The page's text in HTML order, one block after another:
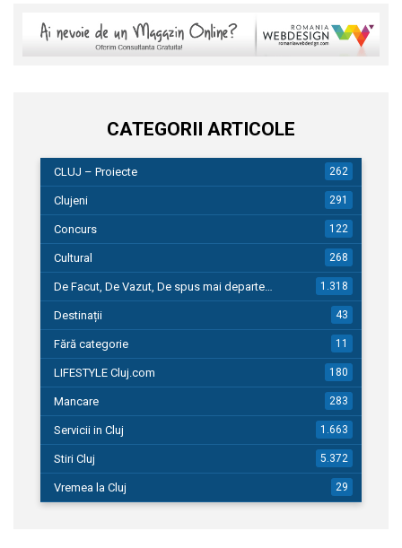
CATEGORII ARTICOLE
CLUJ – Proiecte 262
Clujeni 291
Concurs 122
Cultural 268
De Facut, De Vazut, De spus mai departe… 1.318
Destinații 43
Fără categorie 11
LIFESTYLE Cluj.com 180
Mancare 283
Servicii in Cluj 1.663
Stiri Cluj 5.372
Vremea la Cluj 29